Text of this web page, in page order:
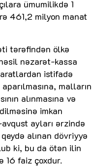
ümumilikdə 1
461,2 milyon manat
tərəfindən ölkə
nəzarət-kassa
istifadə
malların
alınmasına və
imkan
ayları ərzində
alınan dövriyyə
ki, bu da ötən ilin
16 faiz çoxdur.